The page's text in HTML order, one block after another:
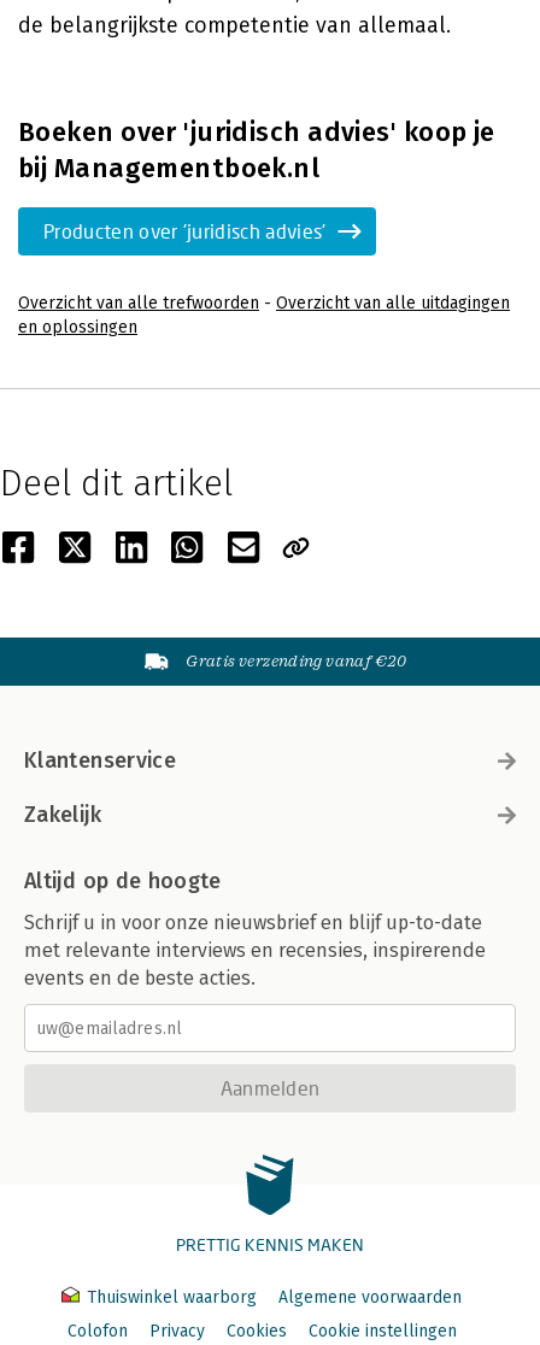
de belangrijkste competentie van allemaal.
Boeken over 'juridisch advies' koop je
bij Managementboek.nl
Producten over 'juridisch advies'
Overzicht van alle trefwoorden - Overzicht van alle uitdagingen
en oplossingen
Deel dit artikel
Gratis verzending vanaf €20
Klantenservice
Zakelijk
Altijd op de hoogte
Schrijf u in voor onze nieuwsbrief en blijf up-to-date
met relevante interviews en recensies, inspirerende
events en de beste acties.
Aanmelden
PRETTIG KENNIS MAKEN
Thuiswinkel waarborg
Algemene voorwaarden
Colofon
Privacy Cookies Cookie instellingen